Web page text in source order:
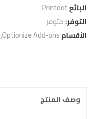
البائعPrintoot
التوفر:متوفر
الأقسامOptionize Add-ons
,
وصف المنتج